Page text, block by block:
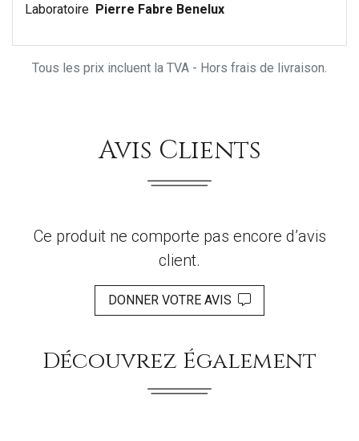
Laboratoire Pierre Fabre Benelux
Tous les prix incluent la TVA - Hors frais de livraison.
Avis Clients
Ce produit ne comporte pas encore d’avis
client.
DONNER VOTRE AVIS
Découvrez Également